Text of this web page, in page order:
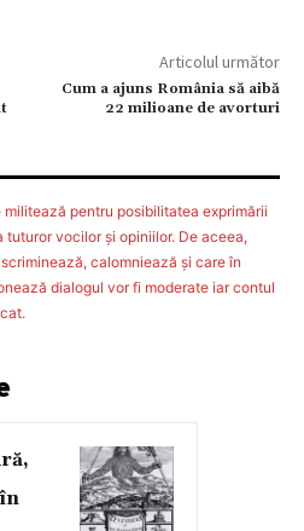
Articolul următor
Cum a ajuns România să aibă
22 milioane de avorturi
pentru posibilitatea exprimării
vocilor şi opiniilor. De aceea,
calomniează şi care în
dialogul vor fi moderate iar contul